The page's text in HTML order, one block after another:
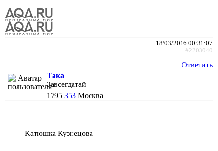
18/03/2016 00:31:07
#2203040
Ответить
Така
Завсегдатай
1795 353 Москва
Катюшка Кузнецова